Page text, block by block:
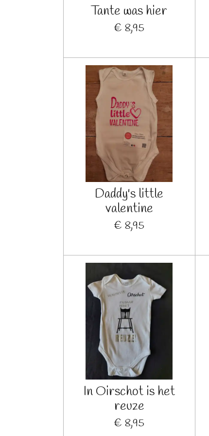
Tante was hier
€ 8,95
Daddy's little
valentine
€ 8,95
In Oirschot is het
reuze
€ 8,95